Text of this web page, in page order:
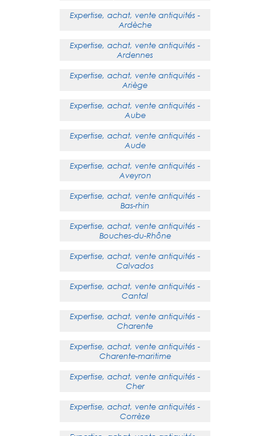
Expertise, achat, vente antiquités -
Ardèche
Expertise, achat, vente antiquités -
Ardennes
Expertise, achat, vente antiquités -
Ariège
Expertise, achat, vente antiquités -
Aube
Expertise, achat, vente antiquités -
Aude
Expertise, achat, vente antiquités -
Aveyron
Expertise, achat, vente antiquités -
Bas-rhin
Expertise, achat, vente antiquités -
Bouches-du-Rhône
Expertise, achat, vente antiquités -
Calvados
Expertise, achat, vente antiquités -
Cantal
Expertise, achat, vente antiquités -
Charente
Expertise, achat, vente antiquités -
Charente-maritime
Expertise, achat, vente antiquités -
Cher
Expertise, achat, vente antiquités -
Corrèze